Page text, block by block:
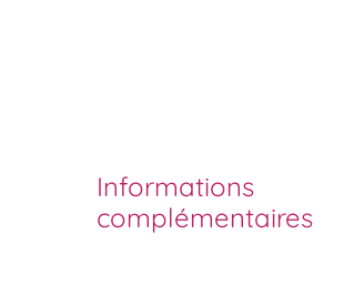
Informations
complémentaires